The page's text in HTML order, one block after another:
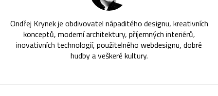
Ondřej Krynek je obdivovatel nápaditého designu, kreativních
konceptů, moderní architektury, příjemných interiérů,
inovativních technologií, použitelného webdesignu, dobré
hudby a veškeré kultury.